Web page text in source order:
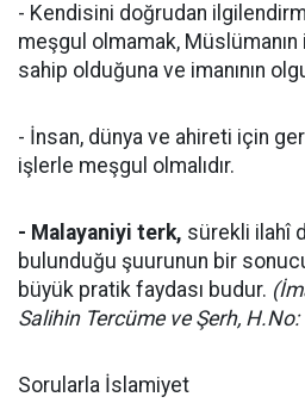
- Kendisini doğrudan
meşgul olmamak,
sahip olduğuna ve imanının
- İnsan, dünya ve ahireti için
işlerle meşgul olmalıdır.
- Malayaniyi terk, sürekli ilahî
bulunduğu şuurunun bir
büyük pratik faydası budur.
Salihin Tercüme ve Şerh, H.No:
Sorularla İslamiyet